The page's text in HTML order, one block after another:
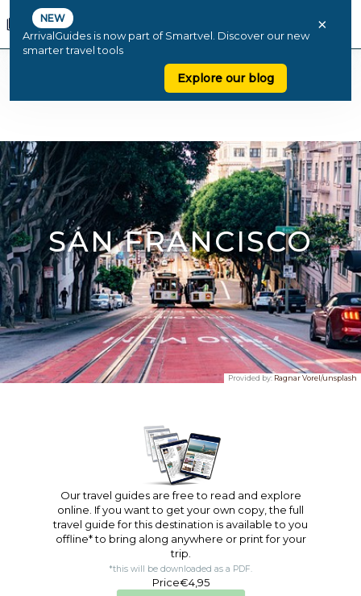
NEW
ArrivalGuides is now part of Smartvel. Discover our new
smarter travel tools
Explore our blog
×
SAN FRANCISCO
Provided by: Ragnar Vorel/unsplash
Our travel guides are free to read and explore
online. If you want to get your own copy, the full
travel guide for this destination is available to you
offline* to bring along anywhere or print for your
trip.​
*this will be downloaded as a PDF.
Price€4,95